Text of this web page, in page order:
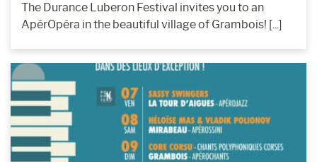
The Durance Luberon Festival invites you to an
ApérOpéra in the beautiful village of Grambois! [...]